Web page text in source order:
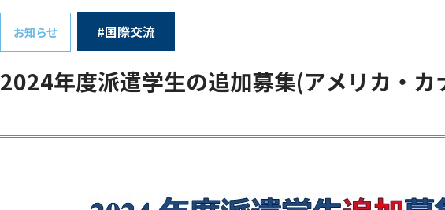
お知らせ #国際交流
2024年度派遣学生の追加募集(アメリカ・カ